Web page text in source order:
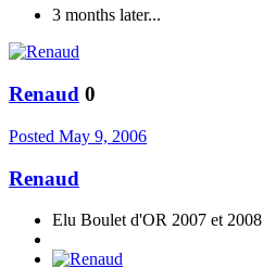
3 months later...
Renaud 0
Posted May 9, 2006
Renaud
Elu Boulet d'OR 2007 et 2008